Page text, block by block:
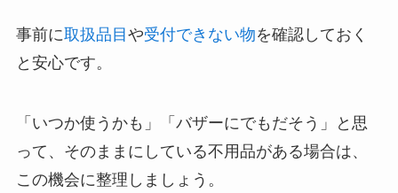
事前に取扱品目 や受付できない物を確認しておく
と安心です。
「いつか使うかも」「バザーにでもだそう」と思
って、そのままにしている不用品がある場合は、
この機会に整理しましょう。